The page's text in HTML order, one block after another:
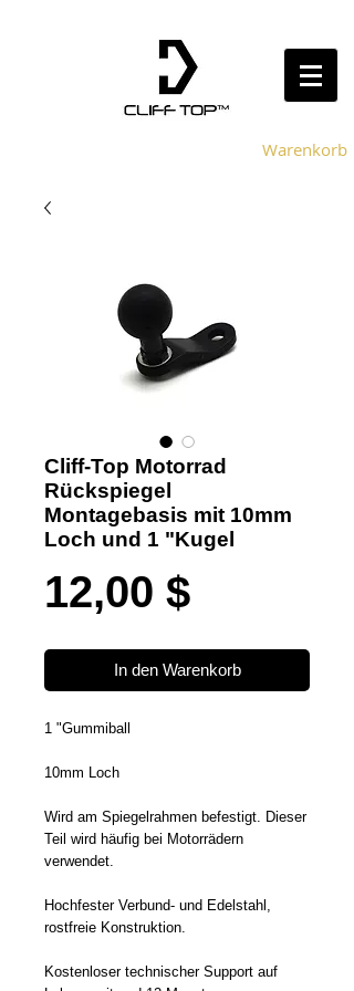
Warenkorb
Cliff-Top Motorrad
Rückspiegel
Montagebasis mit 10mm
Loch und 1 "Kugel
12,00 $Preis
In den Warenkorb
1 "Gummiball
10mm Loch
Wird am Spiegelrahmen befestigt. Dieser
Teil wird häufig bei Motorrädern
verwendet.
Hochfester Verbund- und Edelstahl,
rostfreie Konstruktion.
Kostenloser technischer Support auf